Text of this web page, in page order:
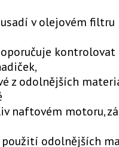
v olejovém filtru
z odolnějších
naftovém motoru,
odolnějších